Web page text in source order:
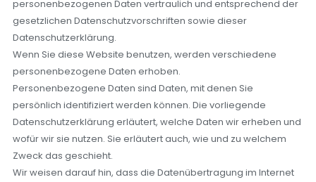
personenbezogenen Daten vertraulich und entsprechend der
gesetzlichen Datenschutzvorschriften sowie dieser
Datenschutzerklärung.
Wenn Sie diese Website benutzen, werden verschiedene
personenbezogene Daten erhoben.
Personenbezogene Daten sind Daten, mit denen Sie
persönlich identifiziert werden können. Die vorliegende
Datenschutzerklärung erläutert, welche Daten wir erheben und
wofür wir sie nutzen. Sie erläutert auch, wie und zu welchem
Zweck das geschieht.
Wir weisen darauf hin, dass die Datenübertragung im Internet